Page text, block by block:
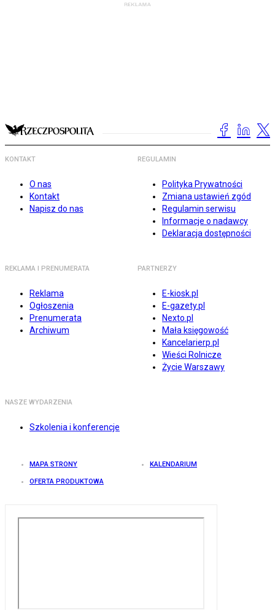
KONTAKT
O nas
Kontakt
Napisz do nas
REGULAMIN
Polityka Prywatności
Zmiana ustawień zgód
Regulamin serwisu
Informacje o nadawcy
Deklaracja dostępności
REKLAMA I PRENUMERATA
Reklama
Ogłoszenia
Prenumerata
Archiwum
PARTNERZY
E-kiosk.pl
E-gazety.pl
Nexto.pl
Mała księgowość
Kancelarierp.pl
Wieści Rolnicze
Życie Warszawy
NASZE WYDARZENIA
Szkolenia i konferencje
MAPA STRONY KALENDARIUM
OFERTA PRODUKTOWA